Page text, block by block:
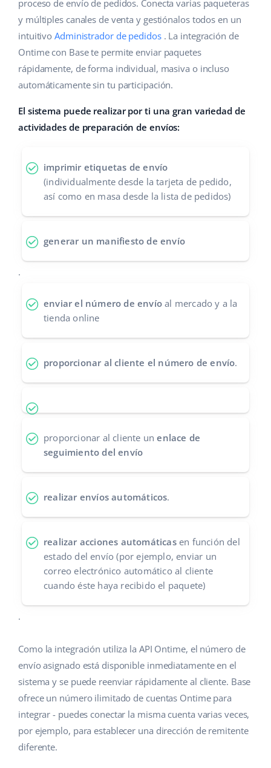
Gestión de envíos
Automatizaciones
Base Connect
IA para e-commerce
Hogar y jardinería
Productos infantiles
Electrónica
Piezas de automóviles
Supermercado
Moda
Ayuda
Base Academy
Blog
Implementación de sistemas
Calculadora de beneficios
Cooperación y socios
english (GB)
english (IN)
deutsch
español (AR)
Italiano
português (BR)
proceso de envío de pedidos. Conecta varias paqueteras
y múltiples canales de venta y gestiónalos todos en un
intuitivo Administrador de pedidos. La integración de
Ontime con Base te permite enviar paquetes
rápidamente, de forma individual, masiva o incluso
automáticamente sin tu participación.
El sistema puede realizar por ti una gran variedad de
actividades de preparación de envíos:
imprimir etiquetas de envío
(individualmente desde la tarjeta de pedido,
así como en masa desde la lista de pedidos)
generar un manifiesto de envío
.
enviar el número de envío al mercado y a la
tienda online
proporcionar al cliente el número de envío.
proporcionar al cliente unenlace de
seguimiento del envío
realizar envíos automáticos.
realizar acciones automáticasen función del
estado del envío (por ejemplo, enviar un
correo electrónico automático al cliente
cuando éste haya recibido el paquete)
.
Como la integración utiliza la API Ontime, el número de
envío asignado está disponible inmediatamente en el
sistema y se puede reenviar rápidamente al cliente. Base
ofrece un número ilimitado de cuentas Ontime para
integrar - puedes conectar la misma cuenta varias veces,
por ejemplo, para establecer una dirección de remitente
diferente.